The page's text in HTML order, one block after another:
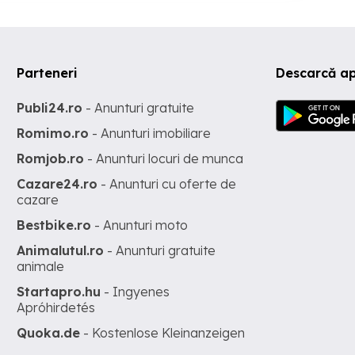
Descarcă
Parteneri
Publi24.ro - Anunturi gratuite
Romimo.ro - Anunturi imobiliare
Romjob.ro - Anunturi locuri de munca
Cazare24.ro - Anunturi cu oferte de
cazare
Bestbike.ro - Anunturi moto
Animalutul.ro - Anunturi gratuite
animale
Startapro.hu - Ingyenes
Apróhirdetés
Quoka.de - Kostenlose Kleinanzeigen